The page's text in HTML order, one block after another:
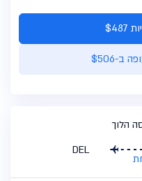
$506
הלוך
DEL